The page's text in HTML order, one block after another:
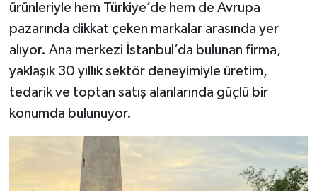
ürünleriyle hem Türkiye’de hem de Avrupa
pazarında dikkat çeken markalar arasında yer
alıyor. Ana merkezi İstanbul’da bulunan firma,
yaklaşık 30 yıllık sektör deneyimiyle üretim,
tedarik ve toptan satış alanlarında güçlü bir
konumda bulunuyor.